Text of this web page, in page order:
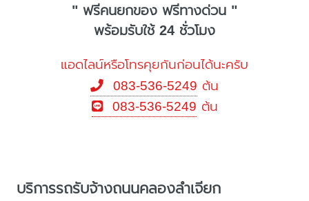
" ฟรีคนยกของ ฟรีทางด่วน "
พร้อมรับใช้ 24 ชั่วโมง
แอดไลน์หรือโทรคุยกันก่อนได้นะครับ
083-536-5249 ต้น
083-536-5249 ต้น
บริการรถรับจ้างถนนคลองลำเจียก